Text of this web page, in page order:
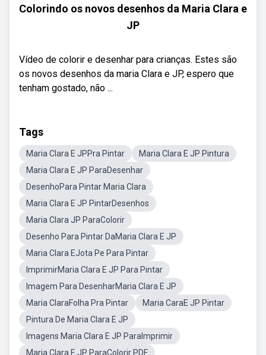
Colorindo os novos desenhos da Maria Clara e
JP
Vídeo de colorir e desenhar para crianças. Estes são
os novos desenhos da maria Clara e JP, espero que
tenham gostado, não ...
Tags
Maria Clara E JPPra Pintar
Maria Clara E JP Pintura
Maria Clara E JP ParaDesenhar
DesenhoPara Pintar Maria Clara
Maria Clara E JP PintarDesenhos
Maria Clara JP ParaColorir
Desenho Para Pintar DaMaria Clara E JP
Maria Clara EJota Pe Para Pintar
ImprimirMaria Clara E JP Para Pintar
Imagem Para DesenharMaria Clara E JP
Maria ClaraFolha Pra Pintar
Maria CaraE JP Pintar
Pintura De Maria Clara E JP
Imagens Maria Clara E JP ParaImprimir
Maria Clara E JP ParaColorir PDF